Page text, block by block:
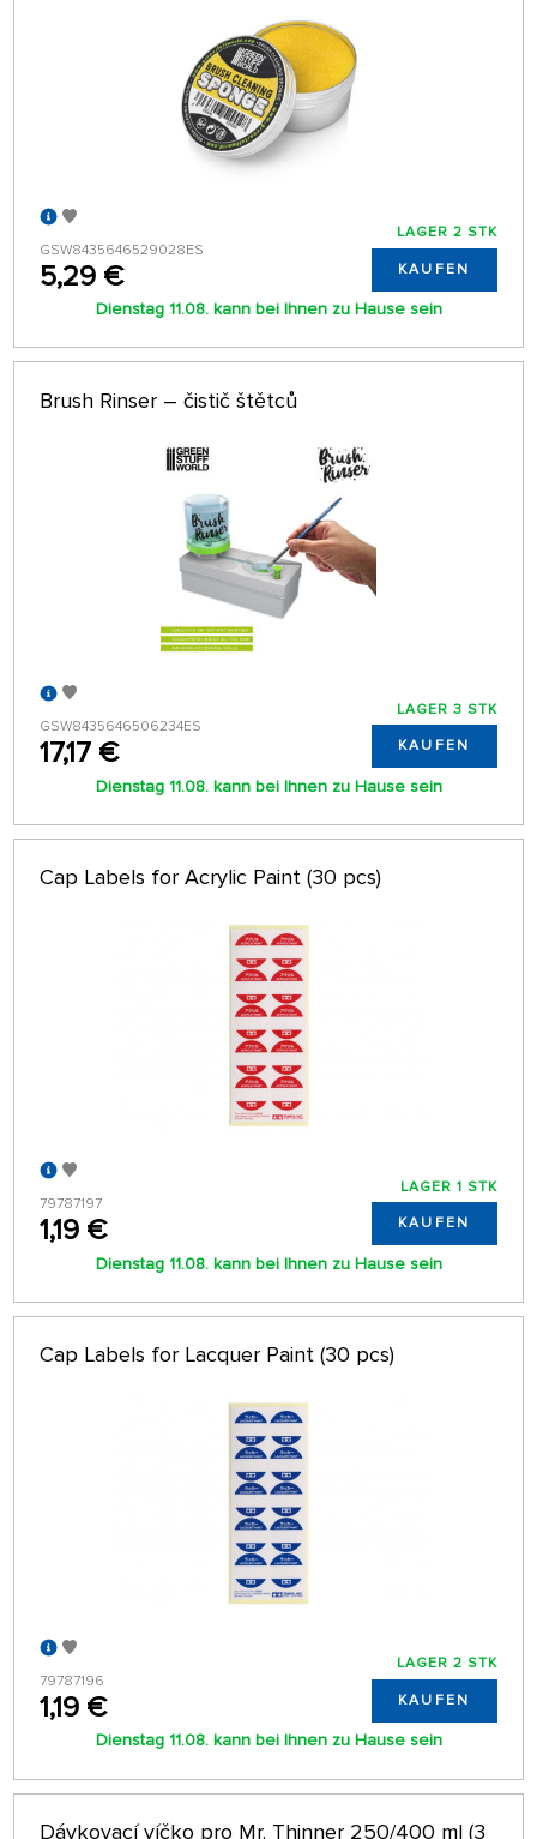
GSW8435646529028ES
5,29 €
LAGER 2 STK
KAUFEN
Dienstag 11.08. kann bei Ihnen zu Hause sein
Brush Rinser – čistič štětců
GSW8435646506234ES
17,17 €
LAGER 3 STK
KAUFEN
Dienstag 11.08. kann bei Ihnen zu Hause sein
Cap Labels for Acrylic Paint (30 pcs)
79787197
1,19 €
LAGER 1 STK
KAUFEN
Dienstag 11.08. kann bei Ihnen zu Hause sein
Cap Labels for Lacquer Paint (30 pcs)
79787196
1,19 €
LAGER 2 STK
KAUFEN
Dienstag 11.08. kann bei Ihnen zu Hause sein
Dávkovací víčko pro Mr. Thinner 250/400 ml (3